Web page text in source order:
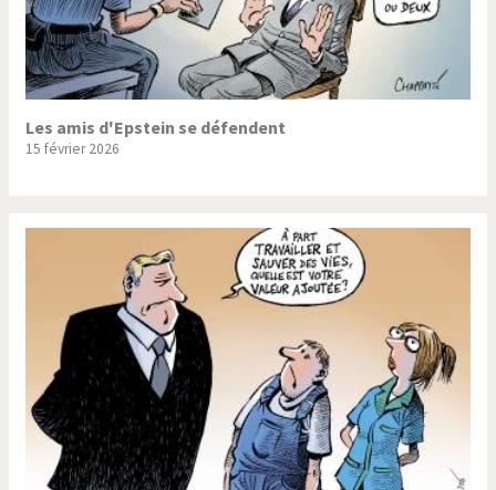
Les amis d'Epstein se défendent
15 février 2026